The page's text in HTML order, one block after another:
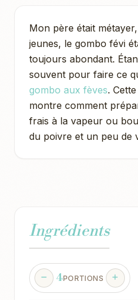
Mon père était
jeunes, le gombo févi
toujours abondant.
souvent pour faire ce
gombo aux fèves.
montre comment
frais à la vapeur ou
du poivre et un peu de
Ingrédients
4PORTIONS